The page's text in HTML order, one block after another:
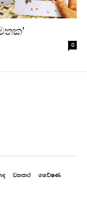
0
ව්‍යාපාර
ගවේෂණ